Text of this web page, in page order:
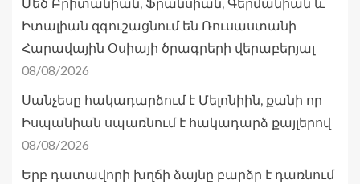
Մեծ Բրիտանիան, Ֆրանսիան, Գերմանիան և
Իտալիան զգուշացնում են Ռուսաստանի
Հարավային Օսիայի ծրագրերի վերաբերյալ
08/08/2026
Սանչեսը հակադարձում է Մելոնիին, քանի որ
Իսպանիան սպառնում է հակադարձ քայլերով
08/08/2026
Երբ դատավորի խղճի ձայնը բարձր է դառնում